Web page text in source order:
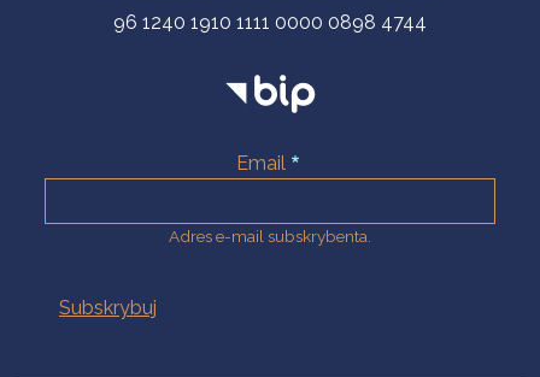
96 1240 1910 1111 0000 0898 4744
Email
Adres e-mail subskrybenta.